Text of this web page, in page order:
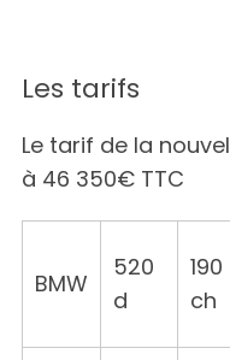
Les tarifs
Le tarif de la
à 46 350€ TTC
BMW
520
d
190
ch